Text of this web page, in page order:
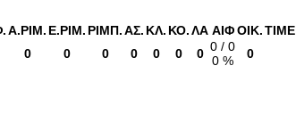
Α.ΡΙΜ. Ε.ΡΙM. ΡΙΜΠ.ΑΣ. ΚΛ. ΚΟ.ΛΑ ΑΙΦ ΟΙΚ.TIME
0 0 0 0 0 0 0 0 / 0
0 %
0